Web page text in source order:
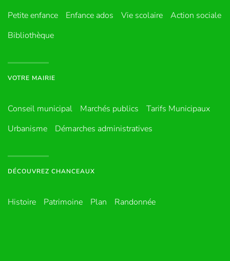
Petite enfance Enfance ados Vie scolaire
Action sociale
Bibliothèque
VOTRE MAIRIE
Conseil municipal Marchés publics
Tarifs Municipaux
Urbanisme
Démarches administratives
DÉCOUVREZ CHANCEAUX
Histoire Patrimoine Plan Randonnée